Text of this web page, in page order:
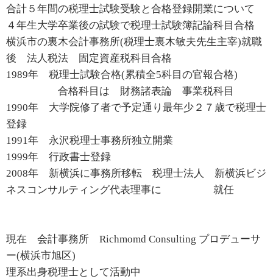
合計５年間の税理士試験受験と合格登録開業について
４年生大学卒業後の試験で税理士試験簿記論科目合格
横浜市の裏木会計事務所(税理士裏木敏夫先生主宰)就職
後 法人税法 固定資産税科目合格
1989年 税理士試験合格(累積全5科目の官報合格)
合格科目は 財務諸表論 事業税科目
1990年 大学院修了者で予定通り最年少２７歳で税理士
登録
1991年 永沢税理士事務所独立開業
1999年 行政書士登録
2008年 新横浜に事務所移転 税理士法人 新横浜ビジ
ネスコンサルティング代表理事に 就任
現在 会計事務所 Richmomd Consulting プロデューサ
ー(横浜市旭区)
理系出身税理士として活動中